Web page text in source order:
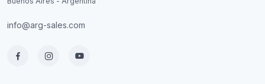
info@arg-sales.com